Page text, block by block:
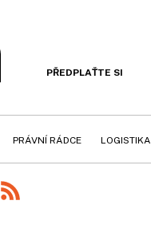
PŘEDPLAŤTE SI
PRÁVNÍ RÁDCE LOGISTIKA